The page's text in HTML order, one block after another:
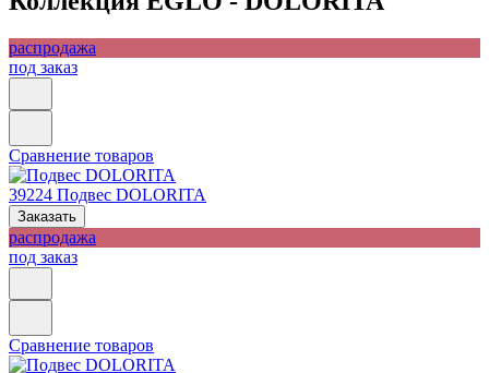
распродажа
под заказ
Сравнение товаров
39224 Подвес DOLORITA
Заказать
распродажа
под заказ
Сравнение товаров